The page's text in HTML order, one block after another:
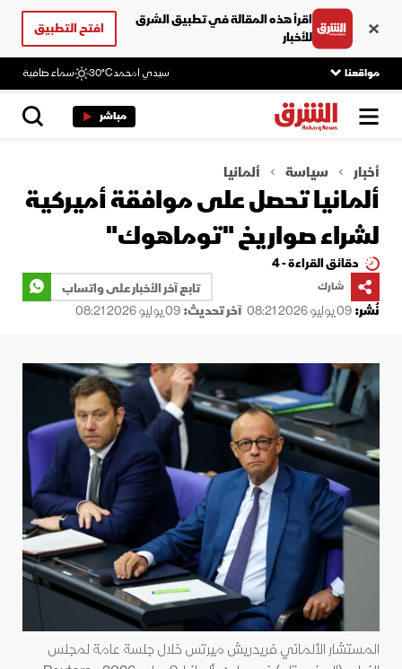
اقرأ هذه المقالة في تطبيق الشرق
للأخبار
افتح التطبيق
مواقعنا سيدي امحمد30°C سماء صافية
مباشر
أخبار سياسة ألمانيا
ألمانيا تحصل على موافقة أميركية
لشراء صواريخ "توماهوك"
دقائق القراءة - 4
شارك
تابع آخر الأخبار على واتساب
نُشر:09 يوليو 2026 08:21 آخر تحديث:09 يوليو 2026 08:21
المستشار الألماني فريدريش ميرتس خلال جلسة عامة لمجلس